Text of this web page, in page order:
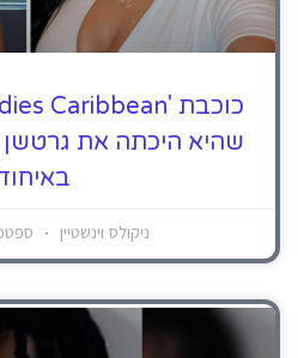
שהיא היכתה את
ניקולס וינשטיין ספטמבר